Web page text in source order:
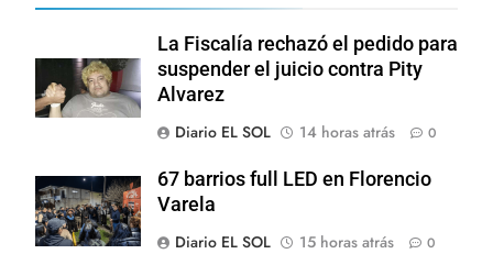
La Fiscalía rechazó el pedido para
suspender el juicio contra Pity
Alvarez
Diario EL SOL
14 horas atrás 0
67 barrios full LED en Florencio
Varela
Diario EL SOL
15 horas atrás 0